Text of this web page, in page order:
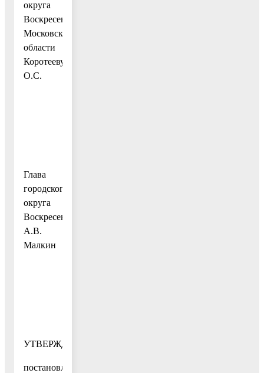
округа
Воскресенск
Московской
области
Коротееву
О.С.
Глава
городского
округа
Воскресенск
А.В.
Малкин
УТВЕРЖДЕНЫ
постановлением